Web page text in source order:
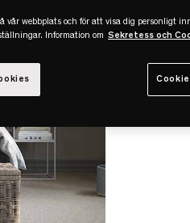
vår webbplats och för att visa dig personligt
Information om Sekretess och